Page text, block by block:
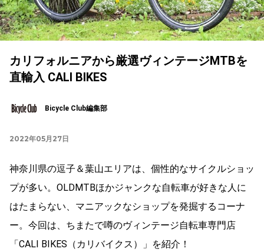
カリフォルニアから厳選ヴィンテージMTBを
直輸入 CALI BIKES
Bicycle Club編集部
2022年05月27日
神奈川県の逗子＆葉山エリアは、個性的なサイクルショッ
プが多い。OLDMTBほかジャンクな自転車が好きな人に
はたまらない、マニアックなショップを発掘するコーナ
ー。今回は、ちまたで噂のヴィンテージ自転車専門店
「CALI BIKES（カリバイクス）」を紹介！